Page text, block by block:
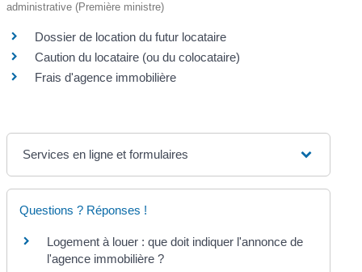
administrative (Première ministre)
Dossier de location du futur locataire
Caution du locataire (ou du colocataire)
Frais d'agence immobilière
Services en ligne et formulaires
Questions ? Réponses !
Logement à louer : que doit indiquer l'annonce de
l'agence immobilière ?